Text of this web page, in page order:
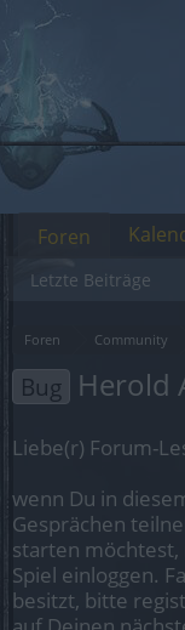
Foren Community
Bug Herold
Liebe(r) Forum-
wenn Du in
Gesprächen
starten möchtest,
Spiel einloggen.
besitzt, bitte
Foren
Letzte Beiträge